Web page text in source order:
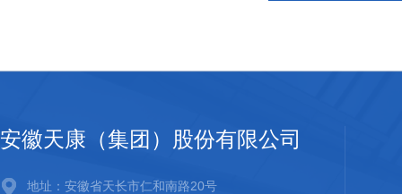
安徽天康（集团）股份有限公司
地址：安徽省天长市仁和南路20号